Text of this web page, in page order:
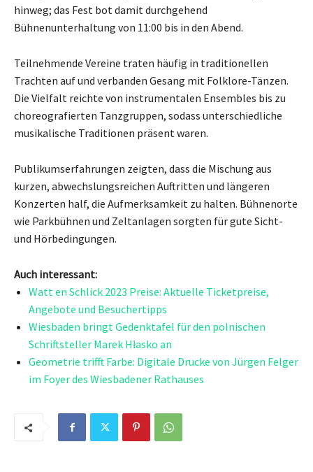
hinweg; das Fest bot damit durchgehend
Bühnenunterhaltung von 11:00 bis in den Abend.
Teilnehmende Vereine traten häufig in traditionellen
Trachten auf und verbanden Gesang mit Folklore-Tänzen.
Die Vielfalt reichte von instrumentalen Ensembles bis zu
choreografierten Tanzgruppen, sodass unterschiedliche
musikalische Traditionen präsent waren.
Publikumserfahrungen zeigten, dass die Mischung aus
kurzen, abwechslungsreichen Auftritten und längeren
Konzerten half, die Aufmerksamkeit zu halten. Bühnenorte
wie Parkbühnen und Zeltanlagen sorgten für gute Sicht-
und Hörbedingungen.
Auch interessant:
Watt en Schlick 2023 Preise: Aktuelle Ticketpreise,
Angebote und Besuchertipps
Wiesbaden bringt Gedenktafel für den polnischen
Schriftsteller Marek Hłasko an
Geometrie trifft Farbe: Digitale Drucke von Jürgen Felger
im Foyer des Wiesbadener Rathauses